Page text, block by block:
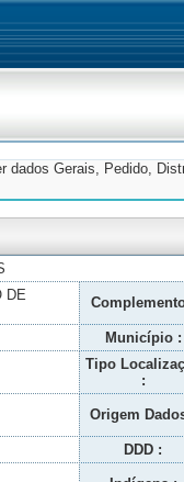
dados Gerais, Pedido,
DE
Município :
Tipo
:
Origem
DDD :